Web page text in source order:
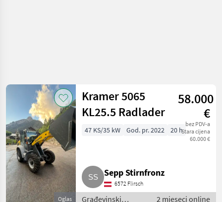
Oglas
Kramer 5065
KL25.5 Radlader
58.000
€
bez PDV-a
Stara cijena
60.000 €
47 KS/35 kW God. pr. 2022 20 h
Sepp Stirnfronz
6572 Flirsch
Građevinski
2 mjeseci online